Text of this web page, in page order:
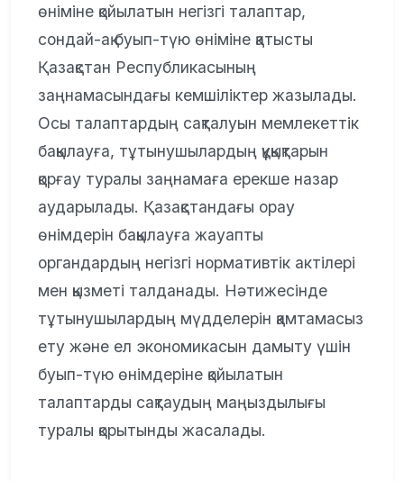
өніміне қойылатын негізгі талаптар,
сондай-ақ буып-түю өніміне қатысты
Қазақстан Республикасының
заңнамасындағы кемшіліктер жазылады.
Осы талаптардың сақталуын мемлекеттік
бақылауға, тұтынушылардың құқықтарын
қорғау туралы заңнамаға ерекше назар
аударылады. Қазақстандағы орау
өнімдерін бақылауға жауапты
органдардың негізгі нормативтік актілері
мен қызметі талданады. Нәтижесінде
тұтынушылардың мүдделерін қамтамасыз
ету және ел экономикасын дамыту үшін
буып-түю өнімдеріне қойылатын
талаптарды сақтаудың маңыздылығы
туралы қорытынды жасалады.